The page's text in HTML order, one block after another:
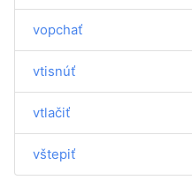
vopchať
vtisnúť
vtlačiť
vštepiť